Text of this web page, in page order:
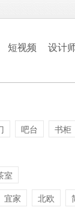
短视频 设计
吧台 书柜
室
宜家 北欧